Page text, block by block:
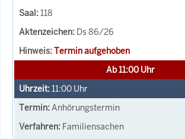
118
Ds 86/26
Termin aufgehoben
Ab 11:00 Uhr
11:00 Uhr
Anhörungstermin
Familiensachen